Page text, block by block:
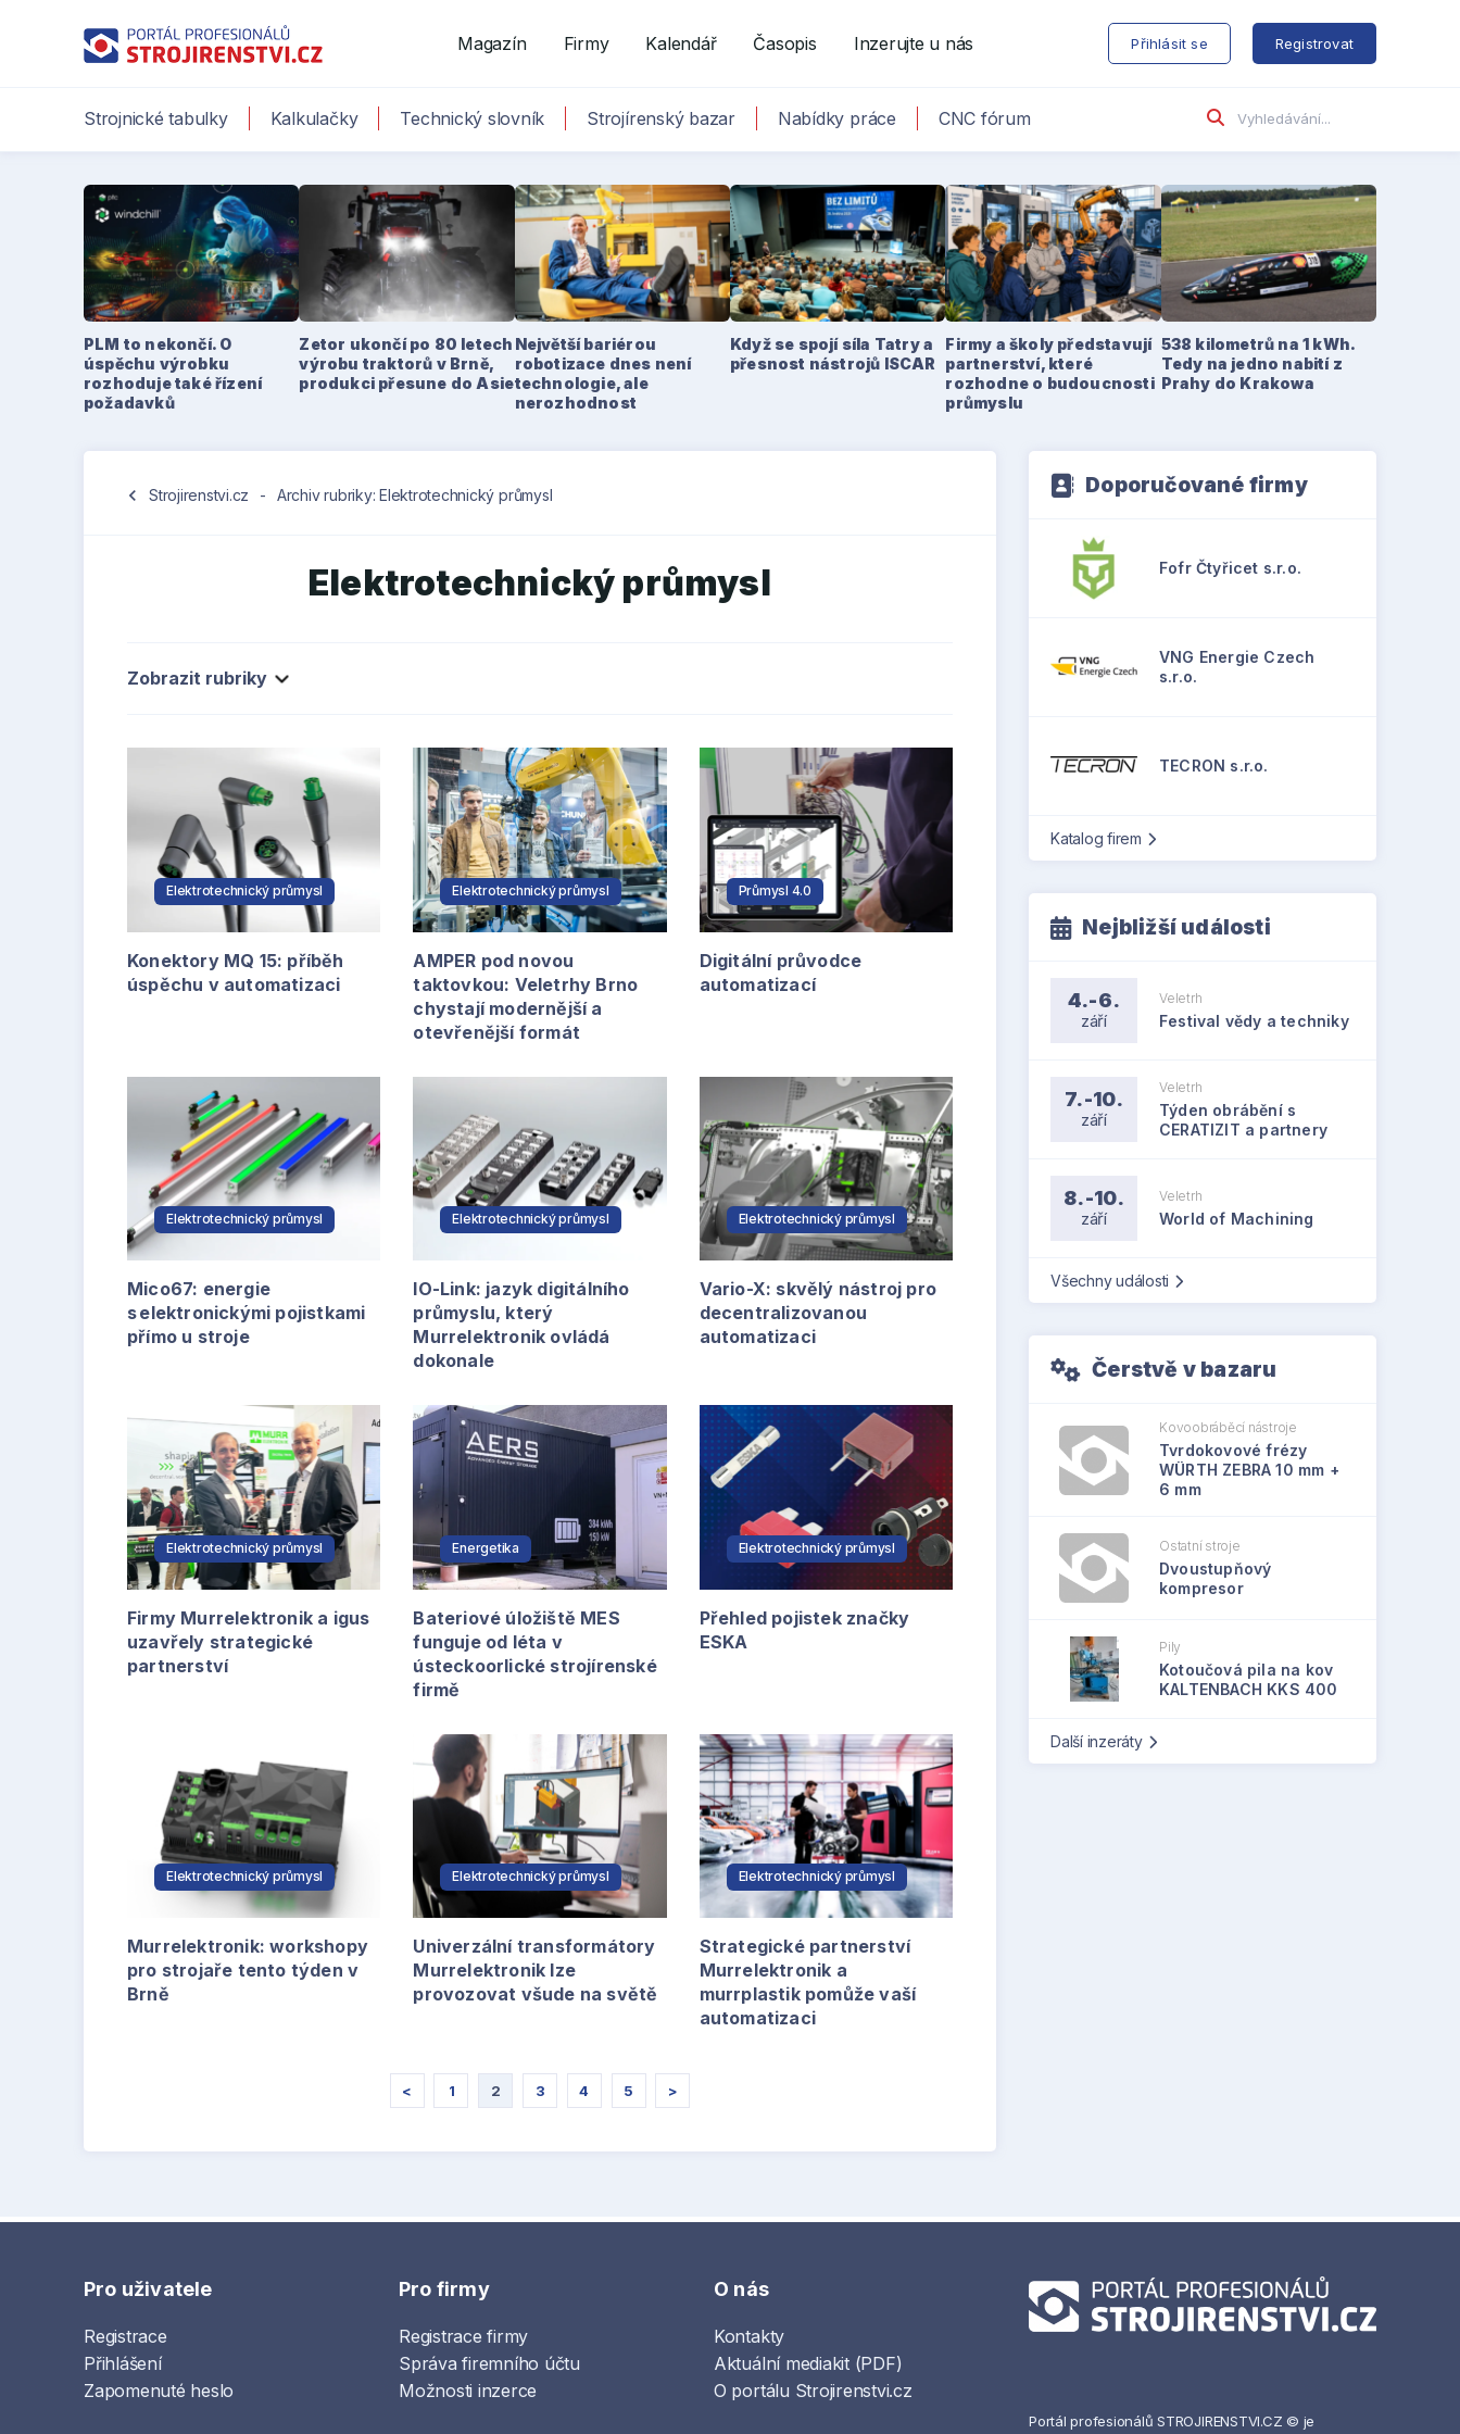
Magazín Firmy Kalendář Časopis Inzerujte u nás Přihlásit se Registrovat
Strojnické tabulky Kalkulačky Technický slovník Strojírenský bazar Nabídky práce CNC fórum
PLM to nekončí. O
úspěchu výrobku
rozhoduje také řízení
požadavků
Zetor ukončí po 80 letech
výrobu traktorů v Brně,
produkci přesune do Asie
Největší bariérou
robotizace dnes není
technologie, ale
nerozhodnost
Když se spojí síla Tatry a
přesnost nástrojů ISCAR
Firmy a školy představují
partnerství, které
rozhodne o budoucnosti
průmyslu
538 kilometrů na 1 kWh.
Tedy na jedno nabití z
Prahy do Krakowa
chevron_left Strojirenstvi.cz - Archiv rubriky: Elektrotechnický průmysl
Elektrotechnický průmysl
Zobrazit rubriky
Elektrotechnický průmysl
Konektory MQ 15: příběh
úspěchu v automatizaci
Elektrotechnický průmysl
AMPER pod novou
taktovkou: Veletrhy Brno
chystají modernější a
otevřenější formát
Průmysl 4.0
Digitální průvodce
automatizací
Elektrotechnický průmysl
Mico67: energie
s elektronickými pojistkami
přímo u stroje
Elektrotechnický průmysl
IO-Link: jazyk digitálního
průmyslu, který
Murrelektronik ovládá
dokonale
Elektrotechnický průmysl
Vario-X: skvělý nástroj pro
decentralizovanou
automatizaci
Elektrotechnický průmysl
Firmy Murrelektronik a igus
uzavřely strategické
partnerství
Energetika
Bateriové úložiště MES
funguje od léta v
ústeckoorlické strojírenské
firmě
Elektrotechnický průmysl
Přehled pojistek značky
ESKA
Elektrotechnický průmysl
Murrelektronik: workshopy
pro strojaře tento týden v
Brně
Elektrotechnický průmysl
Univerzální transformátory
Murrelektronik lze
provozovat všude na světě
Elektrotechnický průmysl
Strategické partnerství
Murrelektronik a
murrplastik pomůže vaší
automatizaci
< 1 2 3 4 5 >
Doporučované firmy
Fofr Čtyřicet s.r.o.
VNG Energie Czech
s.r.o.
TECRON s.r.o.
Katalog firem
Nejbližší události
4.-6.
září
Veletrh
Festival vědy a techniky
7.-10.
září
Veletrh
Týden obrábění s
CERATIZIT a partnery
8.-10.
září
Veletrh
World of Machining
Všechny události
Čerstvě v bazaru
Kovoobráběcí nástroje
Tvrdokovové frézy
WÜRTH ZEBRA 10 mm +
6 mm
Ostatní stroje
Dvoustupňový
kompresor
Pily
Kotoučová pila na kov
KALTENBACH KKS 400
Další inzeráty
Pro uživatele
Registrace
Přihlášení
Zapomenuté heslo
Pro firmy
Registrace firmy
Správa firemního účtu
Možnosti inzerce
O nás
Kontakty
Aktuální mediakit (PDF)
O portálu Strojirenstvi.cz
Portál profesionálů STROJIRENSTVI.CZ © je